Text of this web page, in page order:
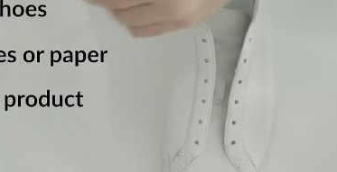
EMIL J KØBTE PÅ CAREOFCARL.NO
Fina sköna skor tycker sonen ,
KØBTE PÅ CAREOFCARL.SE